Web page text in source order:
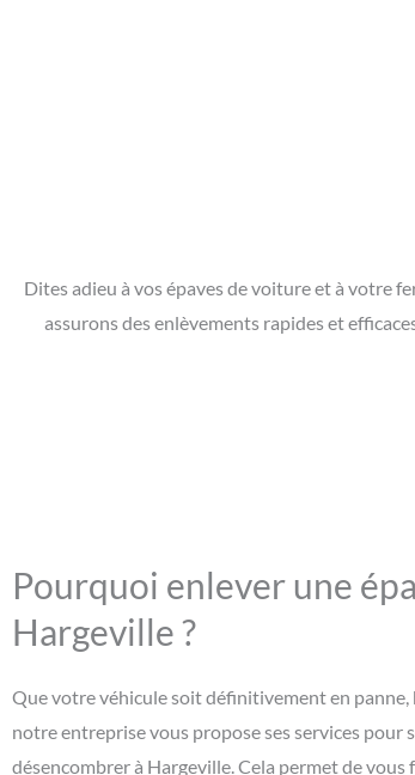
Dites adieu à vos épaves de voiture et à votre
assurons des enlèvements rapides et
Pourquoi enlever une
Hargeville ?
Que votre véhicule soit définitivement en panne,
notre entreprise vous propose ses services pour
désencombrer à Hargeville. Cela permet de vous